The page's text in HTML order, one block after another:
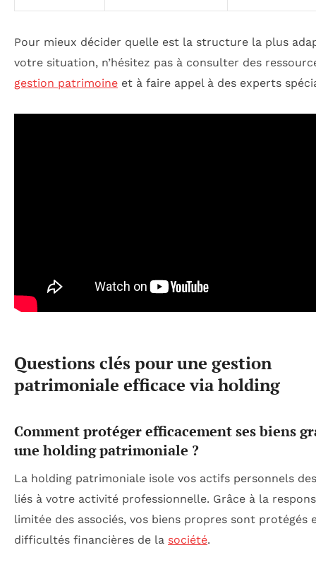
Pour mieux décider quelle est la structure la plus
votre situation, n’hésitez pas à consulter des
gestion patrimoine et à faire appel à des experts
Questions clés pour une gestion
patrimoniale efficace via holding
Comment protéger efficacement ses biens
une holding patrimoniale ?
La holding patrimoniale isole vos actifs personnels
liés à votre activité professionnelle. Grâce à la
limitée des associés, vos biens propres sont protégés
difficultés financières de la société.